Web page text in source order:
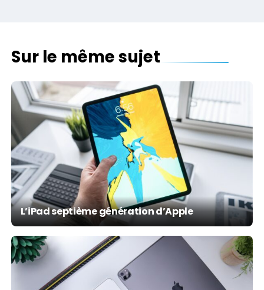
Sur le même sujet
L’iPad septième génération d’Apple